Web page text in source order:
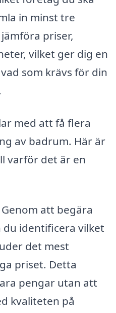
in minst tre
priser,
vilket ger dig en
som krävs för din
med att få flera
av badrum. Här är
varför det är en
Genom att begära
identificera vilket
det mest
priset. Detta
pengar utan att
kvaliteten på